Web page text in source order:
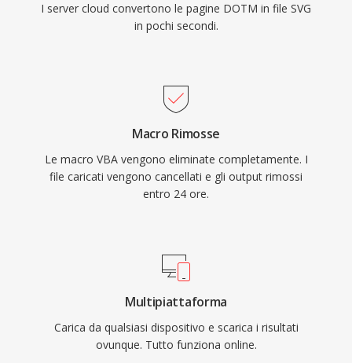
I server cloud convertono le pagine DOTM in file SVG
in pochi secondi.
Macro Rimosse
Le macro VBA vengono eliminate completamente. I
file caricati vengono cancellati e gli output rimossi
entro 24 ore.
Multipiattaforma
Carica da qualsiasi dispositivo e scarica i risultati
ovunque. Tutto funziona online.